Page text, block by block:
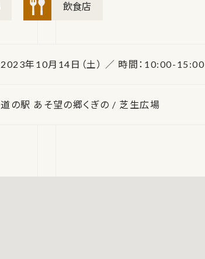
飲食店
2023年10月14日（土） ／ 時間：10:00-15:00
道の駅 あそ望の郷くぎの / 芝生広場